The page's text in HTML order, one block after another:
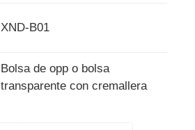
XND-B01
Bolsa de opp o bolsa
transparente con cremallera